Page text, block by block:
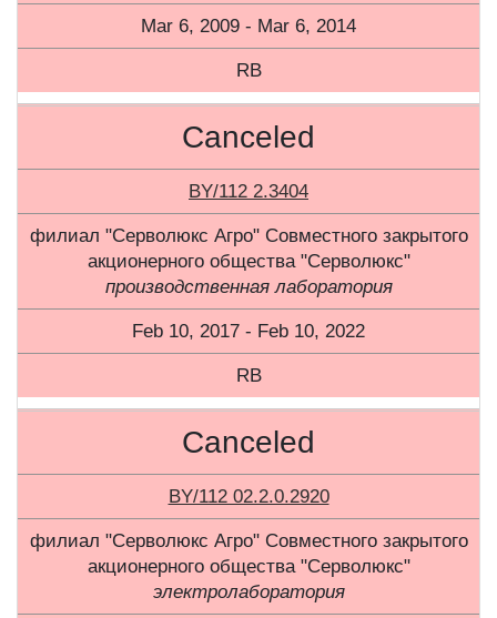
Mar 6, 2009 - Mar 6, 2014
RB
Canceled
BY/112 2.3404
филиал "Серволюкс Агро" Совместного закрытого
акционерного общества "Серволюкс"
производственная лаборатория
Feb 10, 2017 - Feb 10, 2022
RB
Canceled
BY/112 02.2.0.2920
филиал "Серволюкс Агро" Совместного закрытого
акционерного общества "Серволюкс"
электролаборатория